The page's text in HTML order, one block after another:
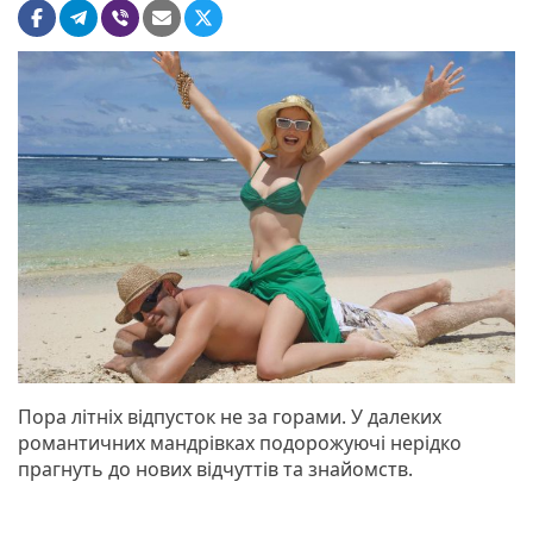
Пора літніх відпусток не за горами. У далеких
романтичних мандрівках подорожуючі нерідко
прагнуть до нових відчуттів та знайомств.